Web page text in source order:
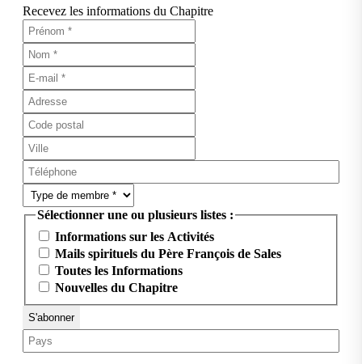
Recevez les informations du Chapitre
Sélectionner une ou plusieurs listes :
Informations sur les Activités
Mails spirituels du Père François de Sales
Toutes les Informations
Nouvelles du Chapitre